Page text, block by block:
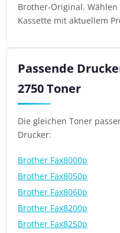
Brother-Original.
Kassette mit aktuellem
Passende
2750 Toner
Die gleichen Toner
Drucker:
Brother Fax8000p
Brother Fax8050p
Brother Fax8060p
Brother Fax8200p
Brother Fax8250p